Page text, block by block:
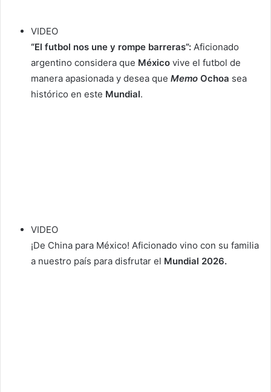
VIDEO
“El futbol nos une y rompe barreras”: Aficionado
argentino considera que México vive el futbol de
manera apasionada y desea que Memo Ochoa sea
histórico en este Mundial.
VIDEO
¡De China para México! Aficionado vino con su familia
a nuestro país para disfrutar el Mundial 2026.